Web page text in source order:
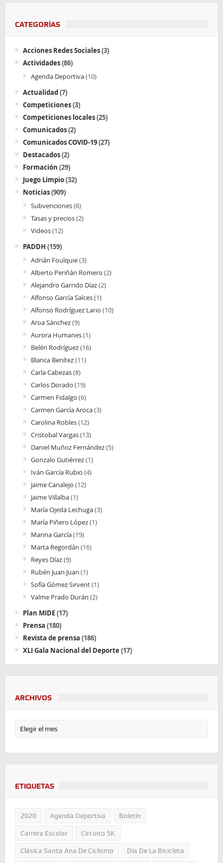
CATEGORÍAS
Acciones Redes Sociales(3)
Actividades(86)
Agenda Deportiva(10)
Actualidad(7)
Competiciones(3)
Competiciones locales(25)
Comunicados(2)
Comunicados COVID-19(27)
Destacados(2)
Formación (29)
Juego Limpio(32)
Noticias(909)
Subvenciones(6)
Tasas y precios(2)
Videos(12)
PADDH (159)
Adrián Foulquie(3)
Alberto Periñán Romero (2)
Alejandro Garrido Díaz(2)
Alfonso García Salces(1)
Alfonso Rodríguez Lario (10)
Aroa Sánchez(9)
Aurora Humanes(1)
Belén Rodríguez(16)
Blanca Benítez(11)
Carla Cabezas(8)
Carlos Dorado (19)
Carmen Fidalgo (6)
Carmen García Aroca(3)
Carolina Robles(12)
Cristobal Vargas(13)
Daniel Muñoz Fernández(5)
Gonzalo Gutiérrez(1)
Iván García Rubio (4)
Jaime Canalejo (12)
Jaime Villalba(1)
María Ojeda Lechuga(3)
María Piñero López(1)
Marina García(19)
Marta Regordán (16)
Reyes Díaz(9)
Rubén Juan Juan (1)
Sofía Gómez Sirvent(1)
Valme Prado Durán (2)
Plan MIDE(17)
Prensa (180)
Revista de prensa (186)
XLI Gala Nacional del Deporte (17)
ARCHIVOS
ETIQUETAS
2020 Agenda Deportiva Boletín
Carrera Escolar Circuito 5K
Clásica Santa Ana De Ciclismo Día De La Bicicleta